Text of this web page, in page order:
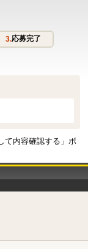
応募完了
て内容確認する」ボ